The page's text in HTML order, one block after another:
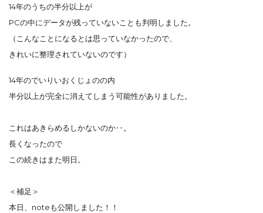
14年のうちの半分以上が
PCの中にデータが残っていないことも判明しました。
（こんなことになるとは思っていなかったので、
きれいに整理されていないのです）
14年のでいりいおくじょのの内
半分以上が完全に消えてしまう可能性がありました。
これはあきらめるしかないのか‥。
長くなったので
この続きはまた明日。
＜補足＞
本日、noteも公開しました！！